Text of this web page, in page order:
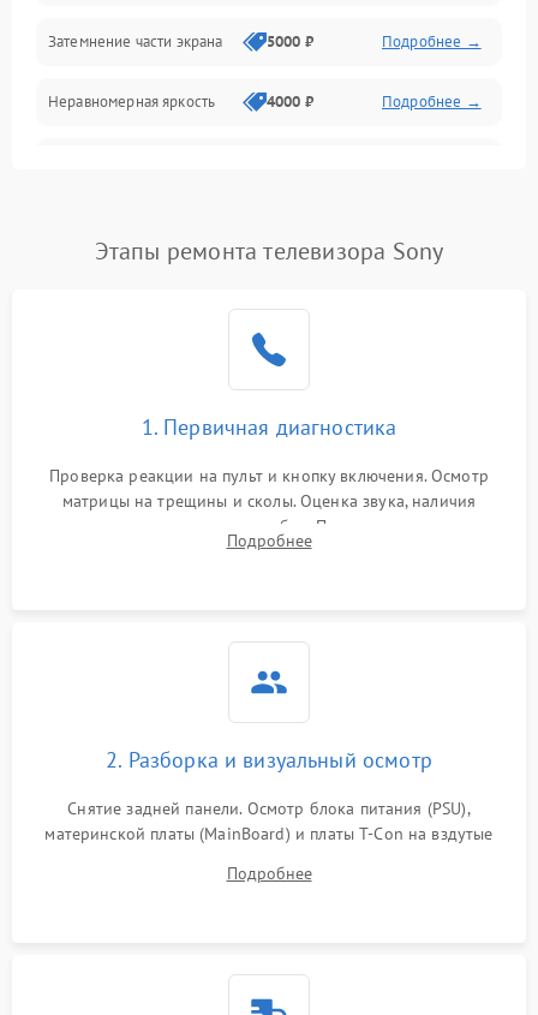
Сеть и подключения
Затемнение части экрана 5000 ₽ Подробнее →
Неравномерная яркость 4000 ₽ Подробнее →
Этапы ремонта телевизора Sony
1. Первичная диагностика
Проверка реакции на пульт и кнопку включения. Осмотр
матрицы на трещины и сколы. Оценка звука, наличия
подсветки и индикаторов ошибок. Подключение тестовых
источников сигнала для выявления симптомов поломки.
Подробнее
2. Разборка и визуальный осмотр
Снятие задней панели. Осмотр блока питания (PSU),
материнской платы (MainBoard) и платы T-Con на вздутые
Проверка надежности фиксации и целостности шлейфов.
Подробнее